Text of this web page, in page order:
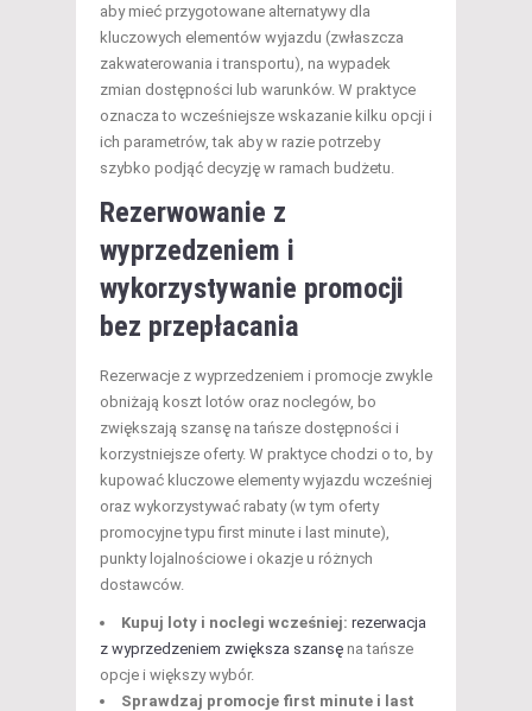
aby mieć przygotowane alternatywy dla
kluczowych elementów wyjazdu (zwłaszcza
zakwaterowania i transportu), na wypadek
zmian dostępności lub warunków. W praktyce
oznacza to wcześniejsze wskazanie kilku opcji i
ich parametrów, tak aby w razie potrzeby
szybko podjąć decyzję w ramach budżetu.
Rezerwowanie z
wyprzedzeniem i
wykorzystywanie promocji
bez przepłacania
Rezerwacje z wyprzedzeniem i promocje zwykle
obniżają koszt lotów oraz noclegów, bo
zwiększają szansę na tańsze dostępności i
korzystniejsze oferty. W praktyce chodzi o to, by
kupować kluczowe elementy wyjazdu wcześniej
oraz wykorzystywać rabaty (w tym oferty
promocyjne typu first minute i last minute),
punkty lojalnościowe i okazje u różnych
dostawców.
Kupuj loty i noclegi wcześniej: rezerwacja
z wyprzedzeniem zwiększa szansę na tańsze
opcje i większy wybór.
Sprawdzaj promocje first minute i last